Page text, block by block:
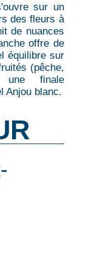
sur un
des fleurs à
de nuances
offre de
équilibre sur
(pêche,
une finale
Anjou blanc.